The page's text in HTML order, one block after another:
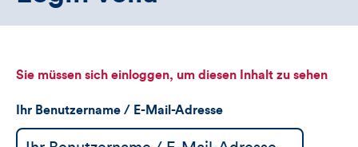
sehen
Sie müssen sich einloggen, um diesen Inhalt zu sehen
Ihr Benutzername / E-Mail-Adresse